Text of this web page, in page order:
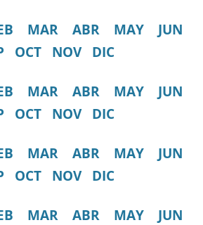
MAR ABR MAY
JUN
OCT NOV DIC
MAR ABR MAY
JUN
OCT NOV DIC
MAR ABR MAY
JUN
OCT NOV DIC
MAR ABR MAY
JUN